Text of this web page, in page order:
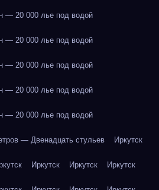
— 20 000 лье под водой
— 20 000 лье под водой
— 20 000 лье под водой
— 20 000 лье под водой
— 20 000 лье под водой
— Двенадцать стульев Иркутск
Иркутск Иркутск Иркутск